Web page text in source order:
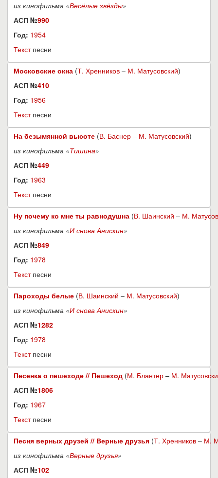
из кинофильма «Весёлые звёзды»
АСП №990
Год: 1954
Текстпесни
Московские окна (Т. Хренников – М. Матусовский)
АСП №410
Год: 1956
Текстпесни
На безымянной высоте (В. Баснер – М. Матусовский)
из кинофильма «Тишина»
АСП №449
Год: 1963
Текстпесни
Ну почему ко мне ты равнодушна (В. Шаинский – М.
из кинофильма «И снова Анискин»
АСП №849
Год: 1978
Текстпесни
Пароходы белые (В. Шаинский – М. Матусовский)
из кинофильма «И снова Анискин»
АСП №1282
Год: 1978
Текстпесни
Песенка о пешеходе // Пешеход (М. Блантер – М.
АСП №1806
Год: 1967
Текстпесни
Песня верных друзей // Верные друзья (Т. Хренников – М.
из кинофильма «Верные друзья»
АСП №102